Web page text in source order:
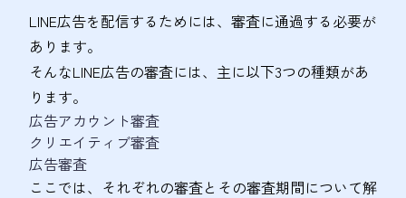
LINE広告を配信するためには、審査に通過する必要が
あります。
そんなLINE広告の審査には、主に以下3つの種類があ
ります。
広告アカウント審査
クリエイティブ審査
広告審査
ここでは、それぞれの審査とその審査期間について解